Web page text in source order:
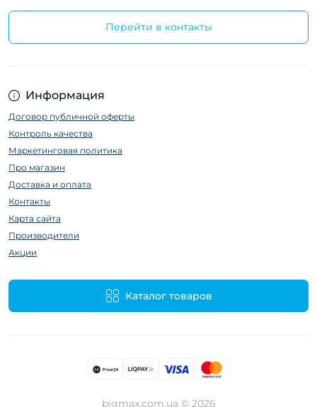
Перейти в контакты
Информация
Договор публичной оферты
Контроль качества
Маркетинговая политика
Про магазин
Доставка и оплата
Контакты
Карта сайта
Производители
Акции
Каталог товаров
bigmax.com.ua © 2026